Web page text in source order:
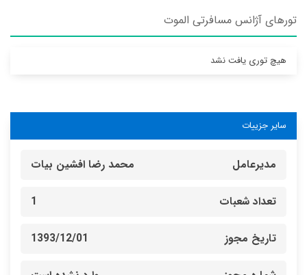
تورهای آژانس مسافرتی الموت
هیچ توری یافت نشد
سایر جزییات
مدیرعامل محمد رضا افشین بیات
تعداد شعبات 1
تاریخ مجوز 1393/12/01